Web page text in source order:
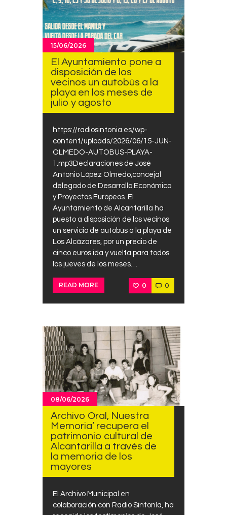
15/06/2026
El Ayuntamiento pone a
disposición de los
vecinos un autobús a la
playa en los meses de
julio y agosto
https://radiosintonia.es/wp-
content/uploads/2026/06/15-JUN-
OLMEDO-AUTOBUS-PLAYA-
1.mp3Declaraciones de José
Antonio López Olmedo,concejal
delegado de Desarrollo Económico
y Proyectos Europeos. El
Ayuntamiento de Alcantarilla ha
puesto a disposición de los vecinos
un servicio de autobús a la playa de
Los Alcázares, por un precio de
cinco euros ida y vuelta para todos
los jueves de los meses…
READ MORE 0 0
08/06/2026
Archivo Oral, Nuestra
Memoria’ recupera el
patrimonio cultural de
Alcantarilla a través de
la memoria de los
mayores
El Archivo Municipal en
colaboración con Radio Sintonía, ha